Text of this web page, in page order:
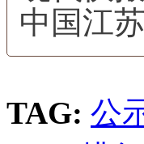
中国江
TAG: 公